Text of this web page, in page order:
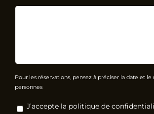
Pour les réservations, pensez à préciser la date et
personnes
RGPD *
J’accepte la politique de